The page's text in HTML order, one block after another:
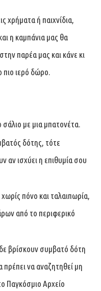
χρήματα ή παιχνίδια,
η καμπάνια μας θα
παρέα μας και κάνε κι
πιο ιερό δώρο.
σάλιο με μια μπατονέτα.
δότης, τότε
αν ισχύει η επιθυμία σου
πόνο και ταλαιπωρία,
από το περιφερικό
βρίσκουν συμβατό δότη
πρέπει να αναζητηθεί μη
Παγκόσμιο Αρχείο